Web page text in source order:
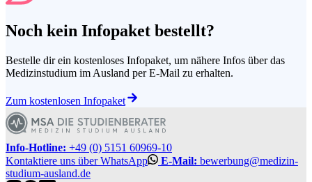
Noch kein Infopaket bestellt?
Bestelle dir ein kostenloses Infopaket, um nähere Infos über das
Medizinstudium im Ausland per E-Mail zu erhalten.
Zum kostenlosen Infopaket
Info-Hotline: +49 (0) 5151 60969-10
Kontaktiere uns über WhatsApp
E-Mail: bewerbung@medizin-
studium-ausland.de